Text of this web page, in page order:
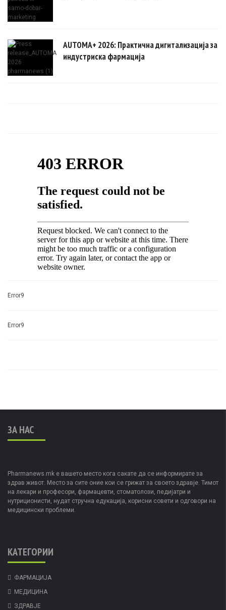
AUTOMA+ 2026: Практична дигитализација за
индустриска фармација
Error9
Error9
ЗА НАС
Pharmanews.mk е вашето место кога сакате да се информирате за
здрав живот. Место за сите оние кои се грижат за своето здравје. Тимот
на лекари и професори, фармацевти, стоматолози, педијатри и
нутриционисти, нудат стручна едукација, корисни совети и одговори на
медицински проблеми.
КАТЕГОРИИ
ФАРМАЦИЈА
МЕДИЦИНА
ЗДРАВЈЕ